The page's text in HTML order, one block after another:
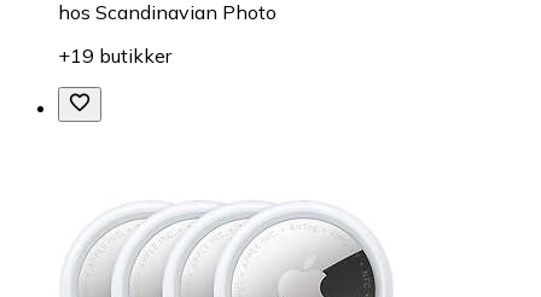
hos Scandinavian Photo
+19 butikker